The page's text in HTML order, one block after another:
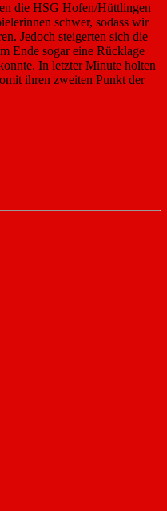
die HSG Hofen/Hüttlingen
schwer, sodass wir
Jedoch steigerten sich die
Ende sogar eine Rücklage
In letzter Minute holten
ihren zweiten Punkt der